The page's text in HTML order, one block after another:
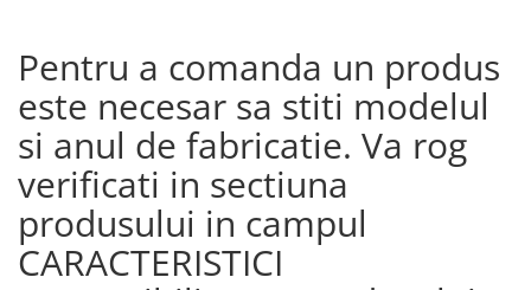
Pentru a comanda un produs
este necesar sa stiti modelul
si anul de fabricatie. Va rog
verificati in sectiuna
produsului in campul
CARACTERISTICI